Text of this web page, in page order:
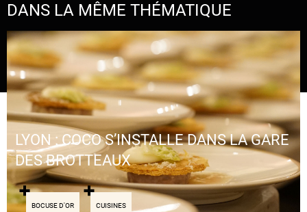
DANS LA MÊME THÉMATIQUE
BOCUSE D'OR CUISINES
LYON : COCO S’INSTALLE DANS LA GARE
DES BROTTEAUX